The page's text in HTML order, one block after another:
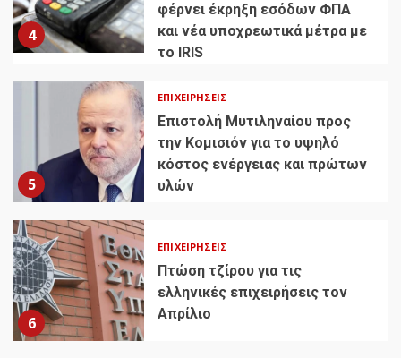
4
φέρνει έκρηξη εσόδων ΦΠΑ
και νέα υποχρεωτικά μέτρα με
το IRIS
5
ΕΠΙΧΕΙΡΉΣΕΙΣ
Επιστολή Μυτιληναίου προς
την Κομισιόν για το υψηλό
κόστος ενέργειας και πρώτων
υλών
6
ΕΠΙΧΕΙΡΉΣΕΙΣ
Πτώση τζίρου για τις
ελληνικές επιχειρήσεις τον
Απρίλιο